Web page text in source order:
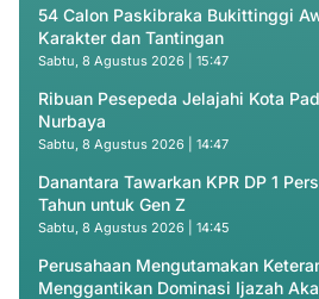
54 Calon Paskibraka Bukittinggi
Karakter dan Tantingan
Sabtu, 8 Agustus 2026 | 15:47
Ribuan Pesepeda Jelajahi Kota
Nurbaya
Sabtu, 8 Agustus 2026 | 14:47
Danantara Tawarkan KPR DP 1
Tahun untuk Gen Z
Sabtu, 8 Agustus 2026 | 14:45
Perusahaan Mengutamakan
Menggantikan Dominasi Ijazah